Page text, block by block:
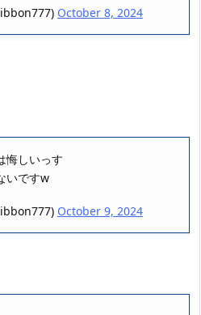
October 8, 2024
悔しいっす
いですw
October 9, 2024